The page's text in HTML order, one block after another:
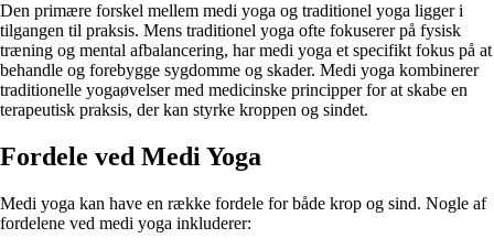
Den primære forskel mellem medi yoga og traditionel yoga ligger i
tilgangen til praksis. Mens traditionel yoga ofte fokuserer på fysisk
træning og mental afbalancering, har medi yoga et specifikt fokus på at
behandle og forebygge sygdomme og skader. Medi yoga kombinerer
traditionelle yogaøvelser med medicinske principper for at skabe en
terapeutisk praksis, der kan styrke kroppen og sindet.
Fordele ved Medi Yoga
Medi yoga kan have en række fordele for både krop og sind. Nogle af
fordelene ved medi yoga inkluderer: